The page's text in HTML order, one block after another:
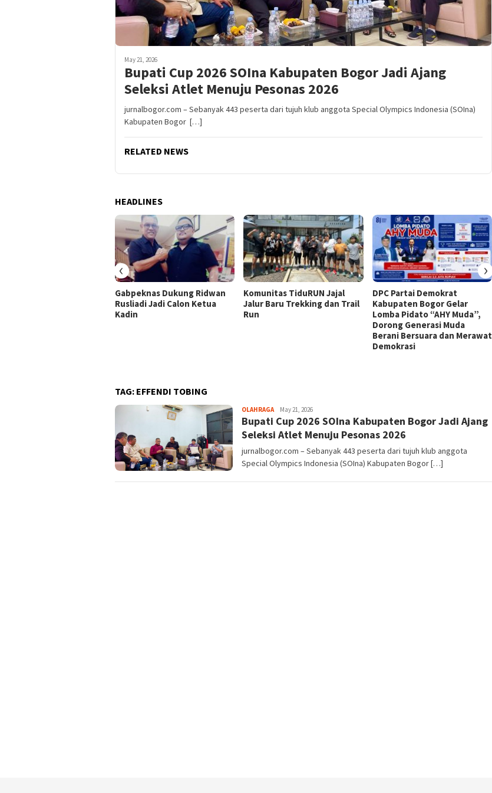
May 21, 2026
Bupati Cup 2026 SOIna Kabupaten Bogor Jadi Ajang
Seleksi Atlet Menuju Pesonas 2026
jurnalbogor.com – Sebanyak 443 peserta dari tujuh klub anggota Special Olympics Indonesia (SOIna)
Kabupaten Bogor […]
RELATED NEWS
HEADLINES
Gabpeknas Dukung Ridwan
Rusliadi Jadi Calon Ketua
Kadin
Komunitas TiduRUN Jajal
Jalur Baru Trekking dan Trail
Run
DPC Partai Demokrat
Kabupaten Bogor Gelar
Lomba Pidato “AHY Muda”,
Dorong Generasi Muda
Berani Bersuara dan Merawat
Demokrasi
‹ ›
TAG: EFFENDI TOBING
OLAHRAGAAga
Alamanda
May 21, 2026
Bupati Cup 2026 SOIna Kabupaten Bogor Jadi Ajang
Seleksi Atlet Menuju Pesonas 2026
jurnalbogor.com – Sebanyak 443 peserta dari tujuh klub anggota
Special Olympics Indonesia (SOIna) Kabupaten Bogor […]